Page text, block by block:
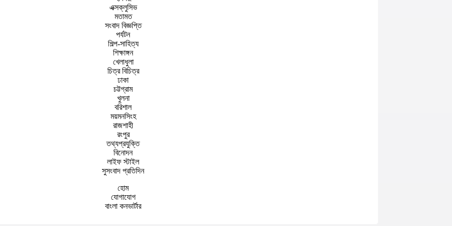
এক্সক্লুসিভ
মতামত
সংবাদ বিজ্ঞপ্তি
পর্যটন
শিল্প-সাহিত্য
শিক্ষাঙ্গন
খেলাধুলা
চিত্র বিচিত্র
ঢাকা
চট্টগ্রাম
খুলনা
বরিশাল
ময়মনসিংহ
রাজশাহী
রংপুর
তথ্যপ্রযুক্তি
বিনোদন
লাইফ স্টাইল
সুসংবাদ প্রতিদিন
হোম
যোগাযোগ
বাংলা কনভার্টার